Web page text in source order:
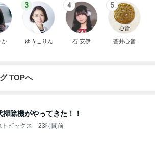
か
3
ゆうこりん
4
石 安伊
5
蒼井心音
TOPへ
掃除機がやってきた！！
ピックス 23時間前